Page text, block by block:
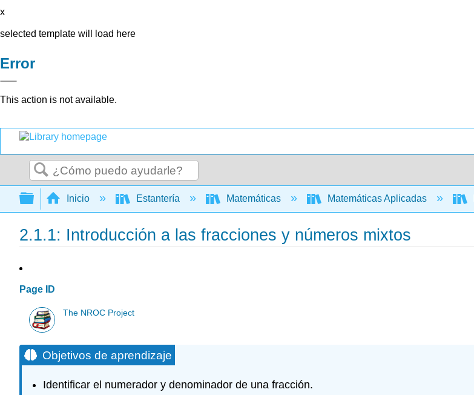
x
selected template will load here
Error
This action is not available.
Buscar
Expandir/contraer jerarquía global
Inicio Estantería Matemáticas Matemáticas Aplicadas
2.1.1: Introducción a las fracciones y números mixtos
Page ID
The NROC Project
Objetivos de aprendizaje
Identificar el numerador y denominador de una fracción.